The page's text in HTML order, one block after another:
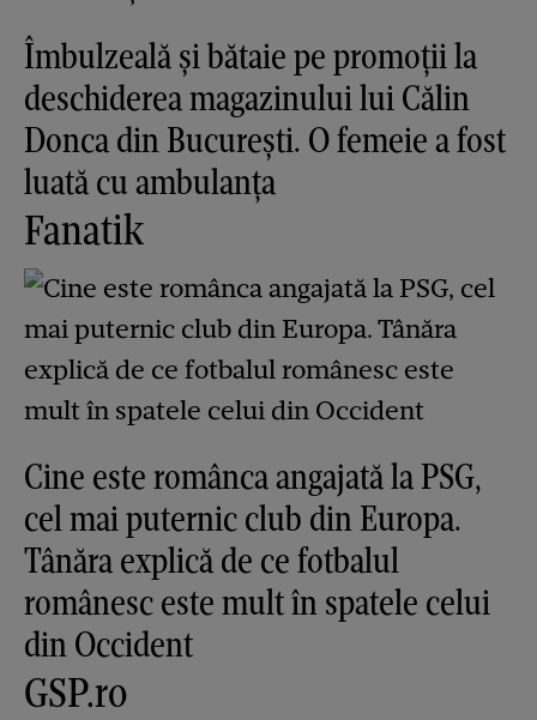
Îmbulzeală și bătaie pe promoții la
deschiderea magazinului lui Călin
Donca din București. O femeie a fost
luată cu ambulanța
Fanatik
Cine este românca angajată la PSG,
cel mai puternic club din Europa.
Tânăra explică de ce fotbalul
românesc este mult în spatele celui
din Occident
GSP.ro